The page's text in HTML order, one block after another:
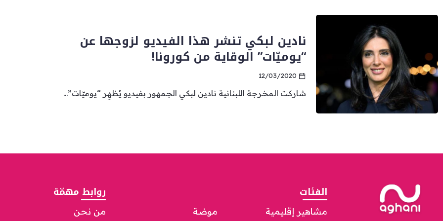
نادين لبكي تنشر هذا الفيديو لزوجها عن
“يوميّات” الوقاية من كورونا!
12/03/2020
شاركت المخرجة اللبنانية نادين لبكي الجمهور بفيديو يُظهِر “يوميّات”...
الفئات
مشاهير إقليمية موضة
روابط مهمّة
من نحن